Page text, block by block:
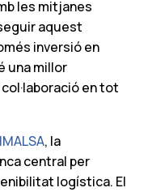
les mitjanes
aquest
inversió en
una millor
en tot
, la
central per
logística. El